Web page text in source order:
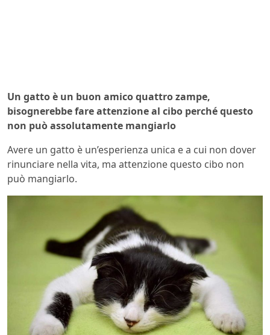
Un gatto è un buon amico quattro zampe,
bisognerebbe fare attenzione al cibo perché questo
non può assolutamente mangiarlo
Avere un gatto è un’esperienza unica e a cui non dover
rinunciare nella vita, ma attenzione questo cibo non
può mangiarlo.